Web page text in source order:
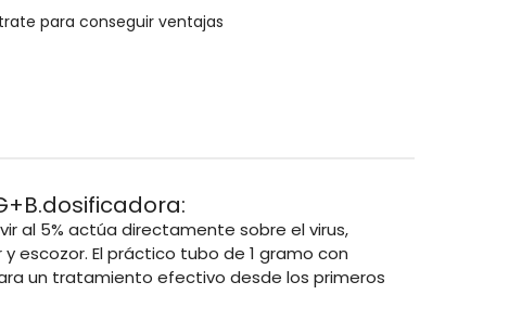
para conseguir ventajas
al 5% actúa directamente sobre el virus,
escozor. El práctico tubo de 1 gramo con
un tratamiento efectivo desde los primeros